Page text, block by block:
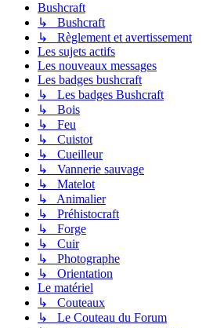
Bushcraft
↳ Bushcraft
↳ Règlement et avertissement
Les sujets actifs
Les nouveaux messages
Les badges bushcraft
↳ Les badges Bushcraft
↳ Bois
↳ Feu
↳ Cuistot
↳ Cueilleur
↳ Vannerie sauvage
↳ Matelot
↳ Animalier
↳ Préhistocraft
↳ Forge
↳ Cuir
↳ Photographe
↳ Orientation
Le matériel
↳ Couteaux
↳ Le Couteau du Forum